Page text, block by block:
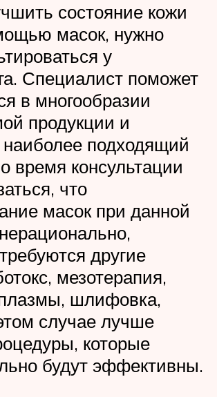
состояние кожи
масок, нужно
у
Специалист поможет
в многообразии
продукции и
наиболее подходящий
время консультации
что
масок при данной
другие
мезотерапия,
шлифовка,
случае лучше
которые
будут эффективны.